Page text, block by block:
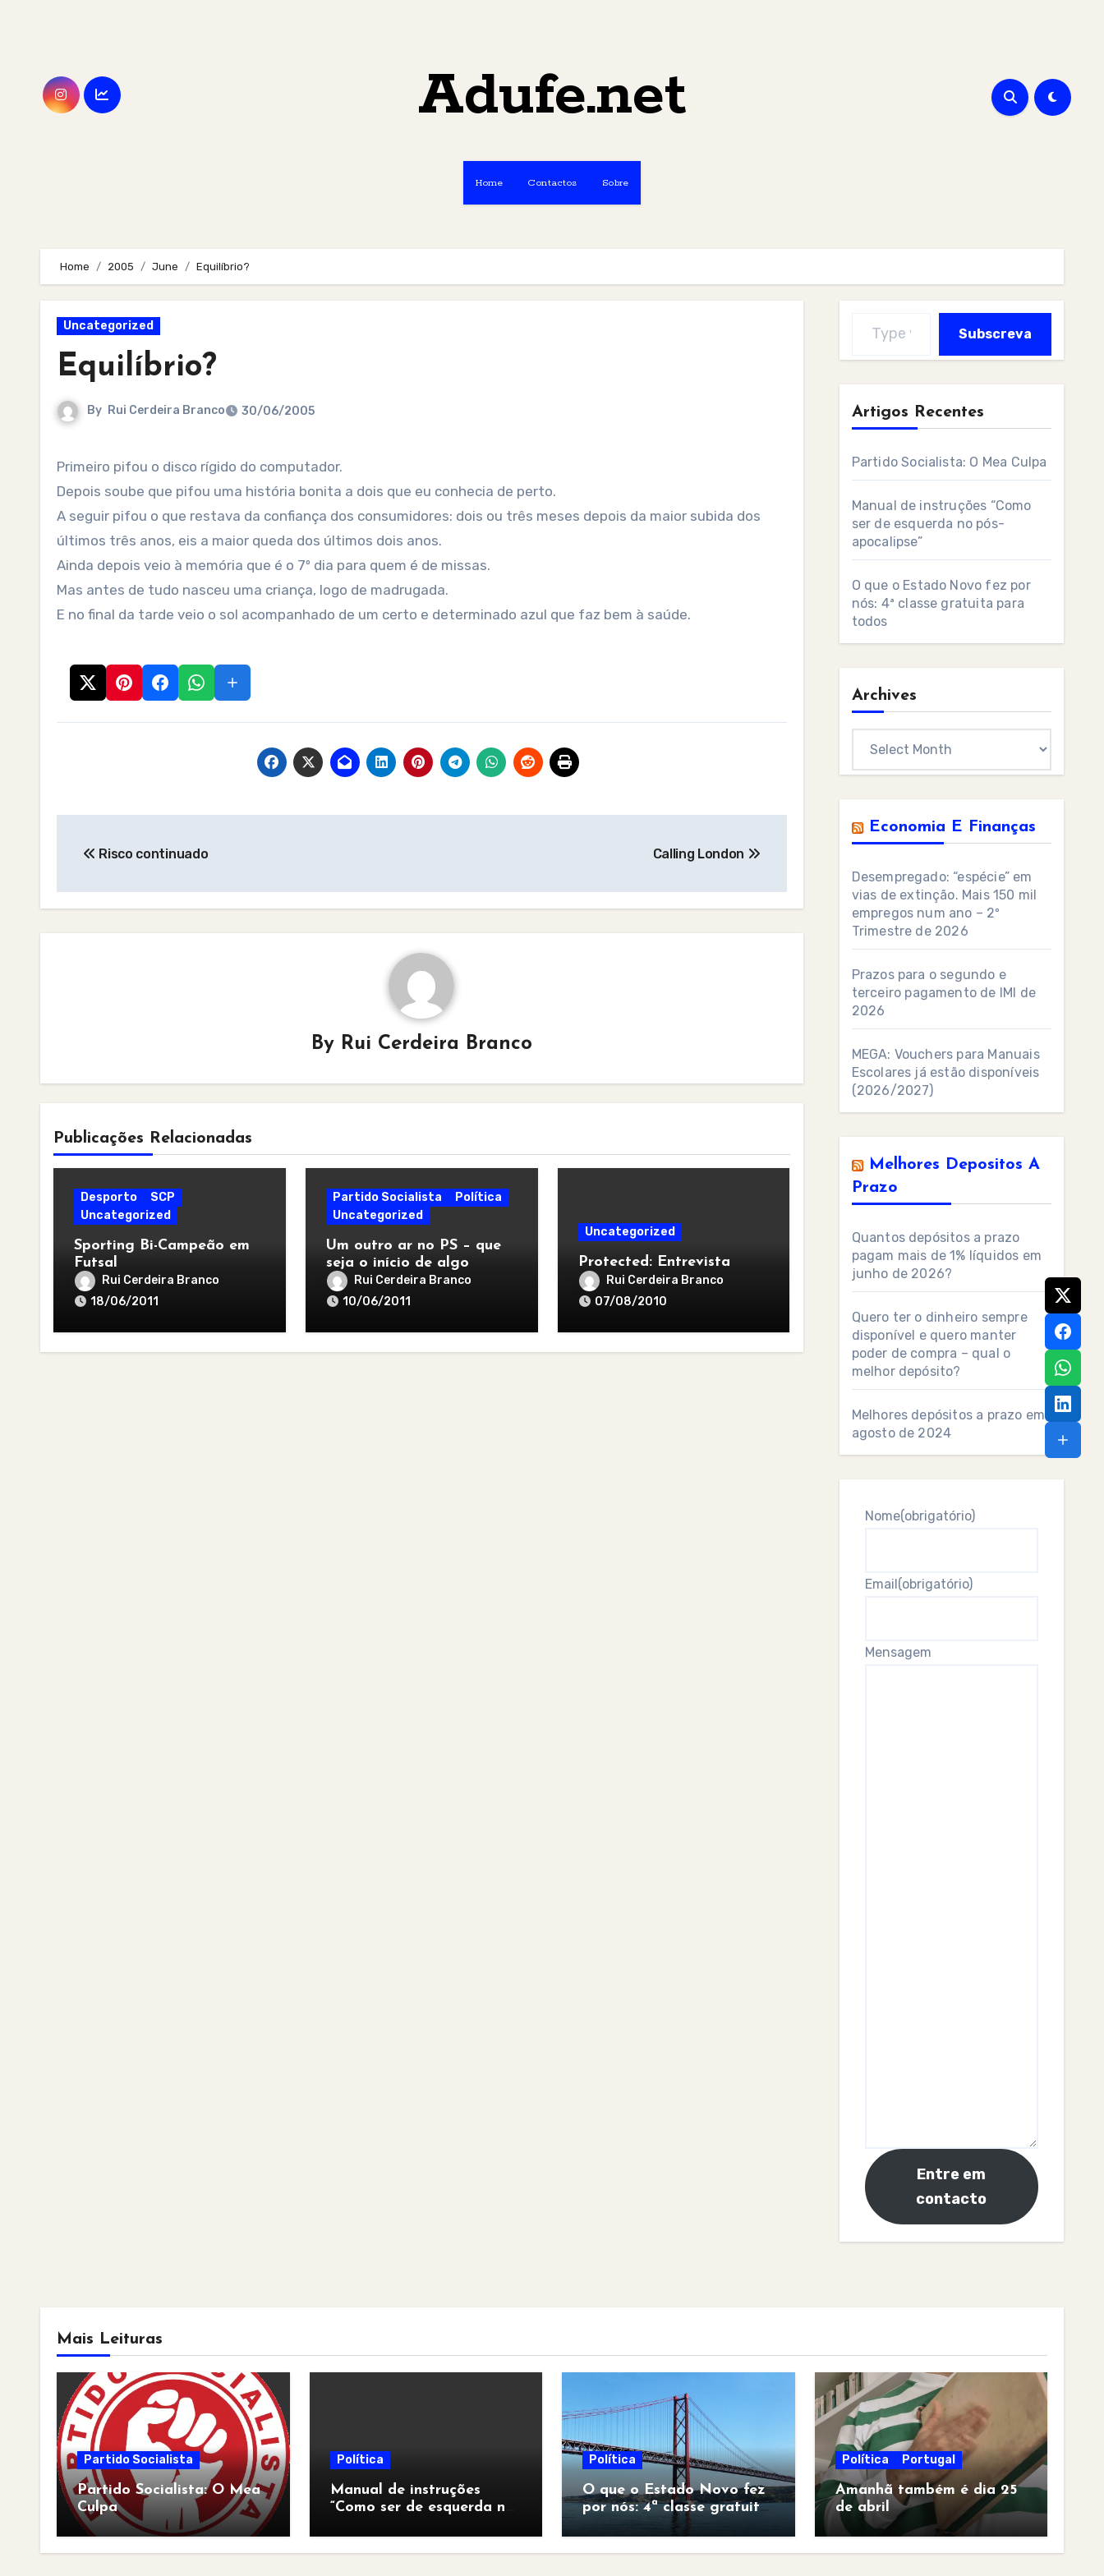
Adufe.net
Home Contactos Sobre
Home 2005 June Equilíbrio?
Uncategorized
Equilíbrio?
By Rui Cerdeira Branco 30/06/2005
Primeiro pifou o disco rígido do computador.
Depois soube que pifou uma história bonita a dois que eu conhecia de perto.
A seguir pifou o que restava da confiança dos consumidores: dois ou três meses depois da maior subida dos
últimos três anos, eis a maior queda dos últimos dois anos.
Ainda depois veio à memória que é o 7º dia para quem é de missas.
Mas antes de tudo nasceu uma criança, logo de madrugada.
E no final da tarde veio o sol acompanhado de um certo e determinado azul que faz bem à saúde.
navigation
Risco continuado Calling London
By Rui Cerdeira Branco
Publicações Relacionadas
Desporto
SCP
Uncategorized
Sporting Bi-Campeão em
Futsal
Rui Cerdeira Branco
18/06/2011
Partido Socialista
Política
Uncategorized
Um outro ar no PS – que
seja o início de algo
melhorRui Cerdeira Branco
10/06/2011
Uncategorized
Protected: Entrevista
Rui Cerdeira Branco
07/08/2010
Subscreva
Artigos Recentes
Partido Socialista: O Mea Culpa
Manual de instruções “Como
ser de esquerda no pós-
apocalipse”
O que o Estado Novo fez por
nós: 4ª classe gratuita para
todos
Archives
Economia E Finanças
Desempregado: “espécie” em
vias de extinção. Mais 150 mil
empregos num ano – 2º
Trimestre de 2026
Prazos para o segundo e
terceiro pagamento de IMI de
2026
MEGA: Vouchers para Manuais
Escolares já estão disponíveis
(2026/2027)
Melhores Depositos A
Prazo
Quantos depósitos a prazo
pagam mais de 1% líquidos em
junho de 2026?
Quero ter o dinheiro sempre
disponível e quero manter
poder de compra – qual o
melhor depósito?
Melhores depósitos a prazo em
agosto de 2024
Nome(obrigatório)
Email(obrigatório)
Mensagem
Entre em
contacto
Mais Leituras
Partido Socialista
Partido Socialista: O Mea
Culpa
Política
Manual de instruções
“Como ser de esquerda no
Política
O que o Estado Novo fez
por nós: 4ª classe gratuita
para todos
Política Portugal
Amanhã também é dia 25
de abril